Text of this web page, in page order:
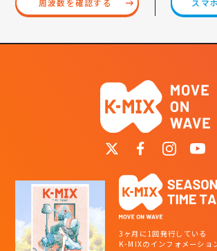
周波数を確認する スマ
3ヶ月に1回発行している
K-MIXのインフォメーショ